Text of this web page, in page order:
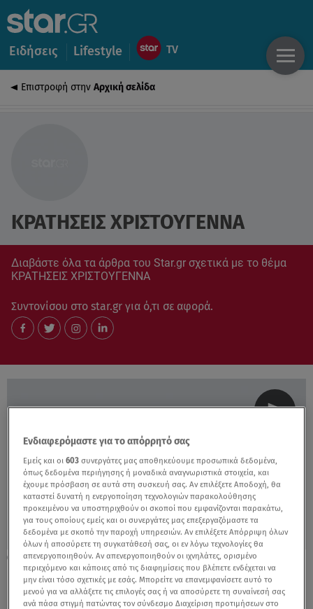
Ειδήσεις Lifestyle
Επιστροφή στην Αρχική σελίδα
ΚΡΑΤΗΣΕΙΣ ΧΡΙΣΤΟΥΓΕΝΝΑ
Διαβάστε όλα τα άρθρα του Star.gr σχετικά με το θέμα
ΚΡΑΤΗΣΕΙΣ ΧΡΙΣΤΟΥΓΕΝΝΑ
Συντονίσου στο star.gr για ό,τι σε αφορά.
20.12.22, 16:36
Προορισμοί για τα Χριστούγεννα και την
Πρωτοχρονιά, έως 100€ το βράδυ
Ενδιαφερόμαστε για το απόρρητό σας
Εμείς και οι603 συνεργάτες μας αποθηκεύουμε προσωπικά δεδομένα,
όπως δεδομένα περιήγησης ή μοναδικά αναγνωριστικά στοιχεία, και
έχουμε πρόσβαση σε αυτά στη συσκευή σας. Αν επιλέξετε Αποδοχή, θα
καταστεί δυνατή η ενεργοποίηση τεχνολογιών παρακολούθησης
προκειμένου να υποστηριχθούν οι σκοποί που εμφανίζονται παρακάτω,
για τους οποίους εμείς και οι συνεργάτες μας επεξεργαζόμαστε τα
δεδομένα με σκοπό την παροχή υπηρεσιών. Αν επιλέξετε Απόρριψη όλων
όλων ή αποσύρετε τη συγκατάθεσή σας, οι εν λόγω τεχνολογίες θα
απενεργοποιηθούν. Αν απενεργοποιηθούν οι ιχνηλάτες, ορισμένο
περιεχόμενο και κάποιες από τις διαφημίσεις που βλέπετε ενδέχεται να
μην είναι τόσο σχετικές με εσάς. Μπορείτε να επανεμφανίσετε αυτό το
μενού για να αλλάξετε τις επιλογές σας ή να αποσύρετε τη συναίνεσή σας
ανά πάσα στιγμή πατώντας τον σύνδεσμο Διαχείριση προτιμήσεων στο